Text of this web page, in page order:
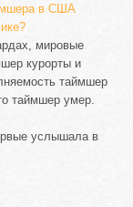
в США
мировые
курорты и
таймшер
таймшер умер.
услышала в